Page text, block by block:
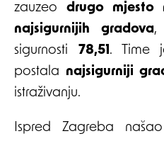
zauzeo drugo mjesto
najsigurnijih gradova,
sigurnosti 78,51 . Time
postala najsigurniji
istraživanju.
Ispred Zagreba